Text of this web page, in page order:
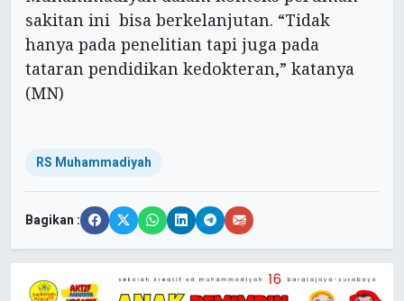
sakitan ini bisa berkelanjutan. “Tidak
hanya pada penelitian tapi juga pada
tataran pendidikan kedokteran,” katanya
(MN)
RS Muhammadiyah
Bagikan :